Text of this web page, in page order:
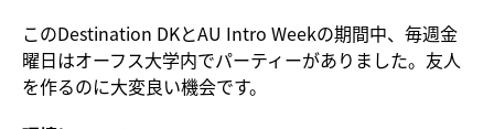
このDestination DKとAU Intro Weekの期間中、毎週金
曜日はオーフス大学内でパーティーがありました。友人
を作るのに大変良い機会です。